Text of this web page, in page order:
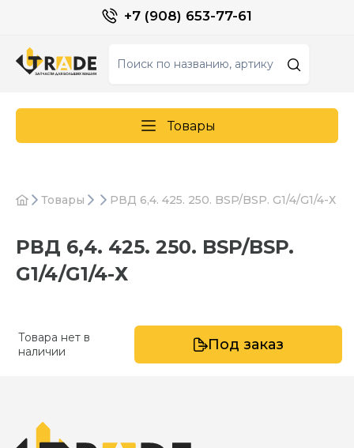
+7 (908) 653-77-61
Товары
Товары РВД 6,4. 425. 250. BSP/BSP. G1/4/G1/4-Х
РВД 6,4. 425. 250. BSP/BSP.
G1/4/G1/4-Х
Товара нет в
наличии
Под заказ